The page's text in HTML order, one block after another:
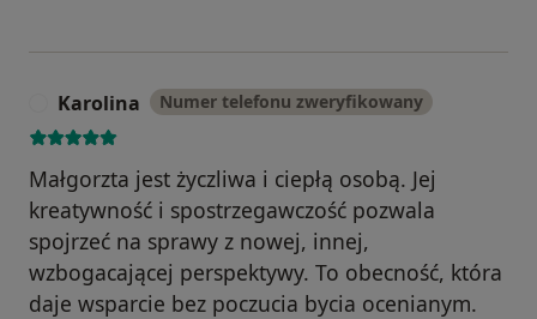
Karolina Numer telefonu zweryfikowany
Małgorzta jest życzliwa i ciepłą osobą. Jej
kreatywność i spostrzegawczość pozwala
spojrzeć na sprawy z nowej, innej,
wzbogacającej perspektywy. To obecność, która
daje wsparcie bez poczucia bycia ocenianym.